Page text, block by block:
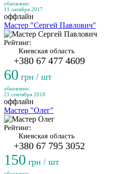
обновлено:
11 октября 2017
оффлайн
Мастер "Сергей Павлович"
Рейтинг:
Киевская область
+380 67 477 4609
60 грн / шт
обновлено:
21 сентября 2018
оффлайн
Мастер "Олег"
Рейтинг:
Киевская область
+380 67 795 3052
150 грн / шт